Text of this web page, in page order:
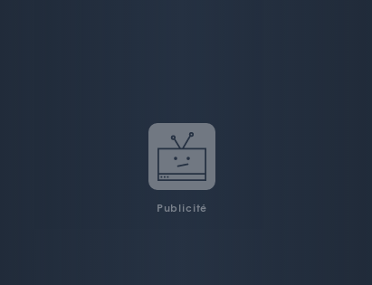
Publicité